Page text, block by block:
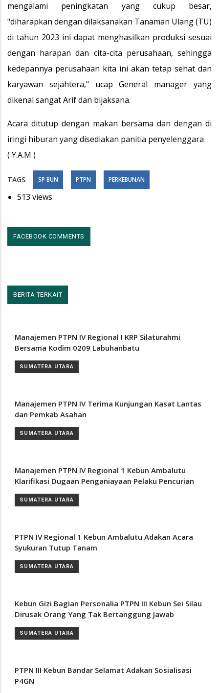
mengalami peningkatan yang cukup besar,
"diharapkan dengan dilaksanakan Tanaman Ulang (TU)
di tahun 2023 ini dapat menghasilkan produksi sesuai
dengan harapan dan cita-cita perusahaan, sehingga
kedepannya perusahaan kita ini akan tetap sehat dan
karyawan sejahtera," ucap General manager yang
dikenal sangat Arif dan bijaksana.
Acara ditutup dengan makan bersama dan dengan di
iringi hiburan yang disediakan panitia penyelenggara
( Y.A.M )
TAGS SP BUN PTPN PERKEBUNAN
513 views
FACEBOOK COMMENTS
BERITA TERKAIT
Manajemen PTPN IV Regional I KRP Silaturahmi
Bersama Kodim 0209 Labuhanbatu
SUMATERA UTARA
Manajemen PTPN IV Terima Kunjungan Kasat Lantas
dan Pemkab Asahan
SUMATERA UTARA
Manajemen PTPN IV Regional 1 Kebun Ambalutu
Klarifikasi Dugaan Penganiayaan Pelaku Pencurian
SUMATERA UTARA
PTPN IV Regional 1 Kebun Ambalutu Adakan Acara
Syukuran Tutup Tanam
SUMATERA UTARA
Kebun Gizi Bagian Personalia PTPN III Kebun Sei Silau
Dirusak Orang Yang Tak Bertanggung Jawab
SUMATERA UTARA
PTPN III Kebun Bandar Selamat Adakan Sosialisasi
P4GN